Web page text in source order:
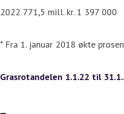
2022 771,5 mill. kr. 1 397 000
* Fra 1. januar 2018 økte
Grasrotandelen 1.1.22 til